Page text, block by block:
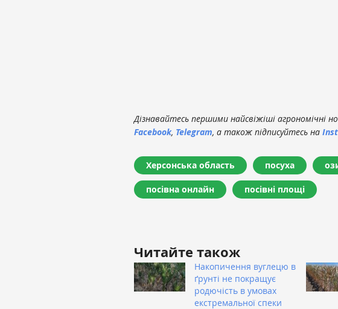
Дізнавайтесь першими найсвіжіші агрономічні
Facebook, Telegram, а також підписуйтесь на
Херсонська область посуха
посівна онлайн посівні площі
Читайте також
Накопичення вуглецю в
ґрунті не покращує
родючість в умовах
екстремальної спеки